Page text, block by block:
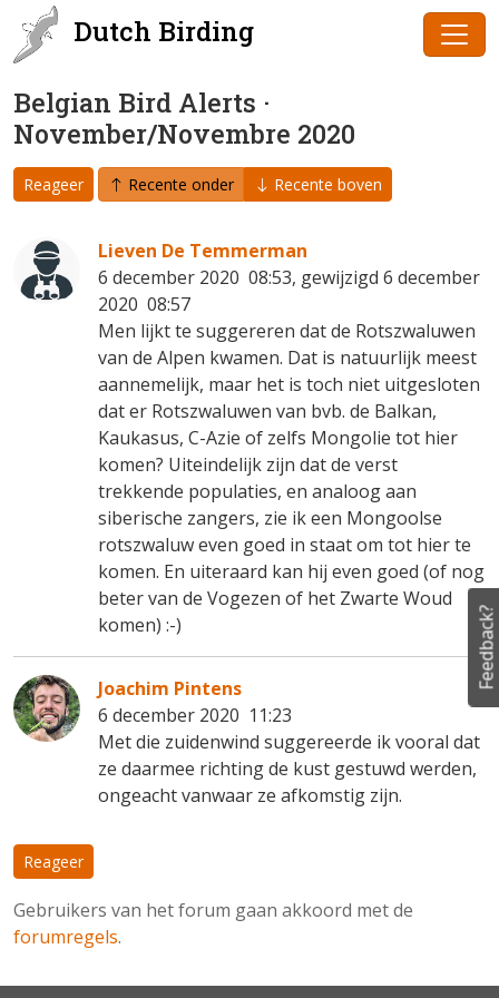
Dutch Birding
Belgian Bird Alerts ·
November/Novembre 2020
Reageer Recente onder Recente boven
Lieven De Temmerman
6 december 2020 08:53, gewijzigd 6 december
2020 08:57
Men lijkt te suggereren dat de Rotszwaluwen
van de Alpen kwamen. Dat is natuurlijk meest
aannemelijk, maar het is toch niet uitgesloten
dat er Rotszwaluwen van bvb. de Balkan,
Kaukasus, C-Azie of zelfs Mongolie tot hier
komen? Uiteindelijk zijn dat de verst
trekkende populaties, en analoog aan
siberische zangers, zie ik een Mongoolse
rotszwaluw even goed in staat om tot hier te
komen. En uiteraard kan hij even goed (of nog
beter van de Vogezen of het Zwarte Woud
komen) :-)
Joachim Pintens
6 december 2020 11:23
Met die zuidenwind suggereerde ik vooral dat
ze daarmee richting de kust gestuwd werden,
ongeacht vanwaar ze afkomstig zijn.
Reageer
Gebruikers van het forum gaan akkoord met de
forumregels.
Feedback?